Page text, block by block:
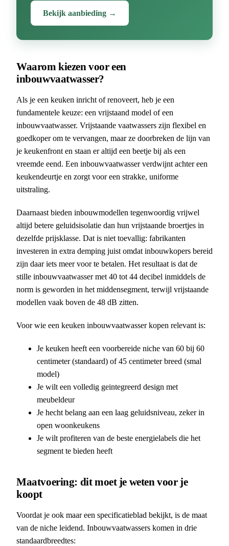
Bekijk aanbieding →
Waarom kiezen voor een
inbouwvaatwasser?
Als je een keuken inricht of renoveert, heb je een
fundamentele keuze: een vrijstaand model of een
inbouwvaatwasser. Vrijstaande vaatwassers zijn flexibel en
goedkoper om te vervangen, maar ze doorbreken de lijn van
je keukenfront en staan er altijd een beetje bij als een
vreemde eend. Een inbouwvaatwasser verdwijnt achter een
keukendeurtje en zorgt voor een strakke, uniforme
uitstraling.
Daarnaast bieden inbouwmodellen tegenwoordig vrijwel
altijd betere geluidsisolatie dan hun vrijstaande broertjes in
dezelfde prijsklasse. Dat is niet toevallig: fabrikanten
investeren in extra demping juist omdat inbouwkopers bereid
zijn daar iets meer voor te betalen. Het resultaat is dat de
stille inbouwvaatwasser met 40 tot 44 decibel inmiddels de
norm is geworden in het middensegment, terwijl vrijstaande
modellen vaak boven de 48 dB zitten.
Voor wie een keuken inbouwvaatwasser kopen relevant is:
Je keuken heeft een voorbereide niche van 60 bij 60
centimeter (standaard) of 45 centimeter breed (smal
model)
Je wilt een volledig geintegreerd design met
meubeldeur
Je hecht belang aan een laag geluidsniveau, zeker in
open woonkeukens
Je wilt profiteren van de beste energielabels die het
segment te bieden heeft
Maatvoering: dit moet je weten voor je
koopt
Voordat je ook maar een specificatieblad bekijkt, is de maat
van de niche leidend. Inbouwvaatwassers komen in drie
standaardbreedtes: